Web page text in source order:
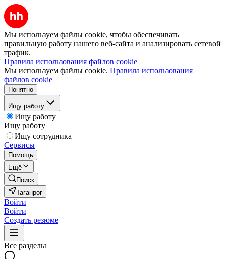
Мы используем файлы cookie, чтобы обеспечивать
правильную работу нашего веб-сайта и анализировать сетевой
трафик.
Правила использования файлов cookie
Мы используем файлы cookie. Правила использования
файлов cookie
Понятно
Ищу работу
Ищу работу
Ищу работу
Ищу сотрудника
Сервисы
Помощь
Ещё
Поиск
Таганрог
Войти
Войти
Создать резюме
Все разделы